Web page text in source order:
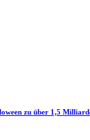
zu über 1,5